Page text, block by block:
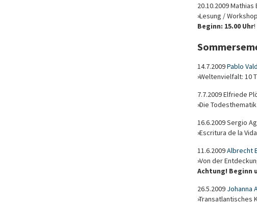
20.10.2009 Mathias
»Lesung /
Beginn: 15.00 Uhr!
14.7.2009Pablo
»Weltenvielfalt: 10
7.7.2009 Elfriede
»Die
16.6.2009 Sergio
»Escritura de la
11.6.2009Albrecht
»Von der
Achtung! Beginn
26.5.2009 Johanna
»Transatlantisches